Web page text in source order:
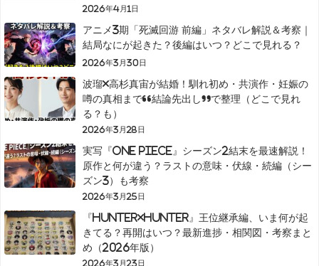
2026年4月1日
アニメ3期「死滅回游 前編」ネタバレ解説＆考察｜
結局なにが起きた？後編はいつ？どこで見れる？
2026年3月30日
波瑠×高杉真宙が結婚！馴れ初め・共演作・妊娠の
噂の真相まで“結論先出し”で整理（どこで見れ
る？も）
2026年3月28日
実写『ONE PIECE』シーズン2結末を最速解説！
原作と何が違う？ラストの意味・伏線・続編（シー
ズン3）も考察
2026年3月25日
『HUNTER×HUNTER』王位継承編、いま何が起
きてる？再開はいつ？最新進捗・相関図・考察まと
め（2026年版）
2026年3月23日